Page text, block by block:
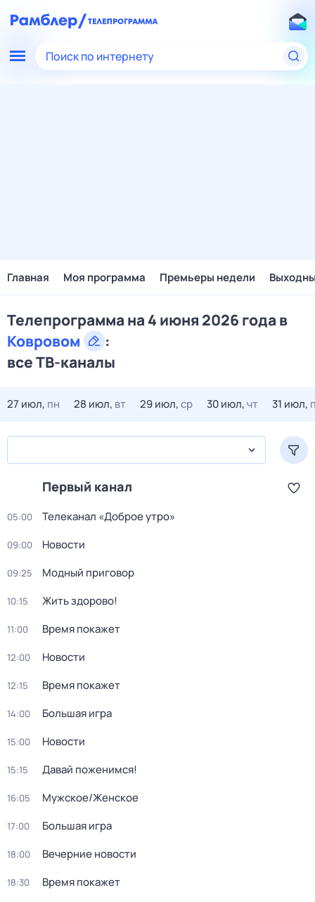
Поиск по интернету
Главная Моя программа Премьеры недели
Телепрограмма на 4 июня 2026 года в
Ковровом
:
все ТВ-каналы
27 июл, пн 28 июл, вт 29 июл,ср 30 июл,чт 31 июл,
Первый канал
05:00 Телеканал «Доброе утро»
09:00 Новости
09:25 Модный приговор
10:15 Жить здорово!
11:00 Время покажет
12:00 Новости
12:15 Время покажет
14:00 Большая игра
15:00 Новости
15:15 Давай поженимся!
16:05 Мужское/Женское
17:00 Большая игра
18:00 Вечерние новости
18:30 Время покажет